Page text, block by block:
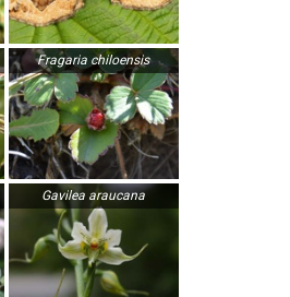
Fragaria chiloensis
Gavilea araucana